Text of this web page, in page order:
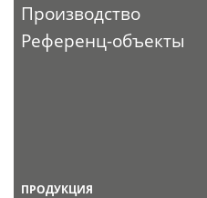
Производство
Референц-объекты
ПРОДУКЦИЯ